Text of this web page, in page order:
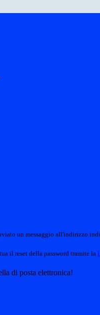
un messaggio all'indirizzo
il reset della password tramite la
di posta elettronica!